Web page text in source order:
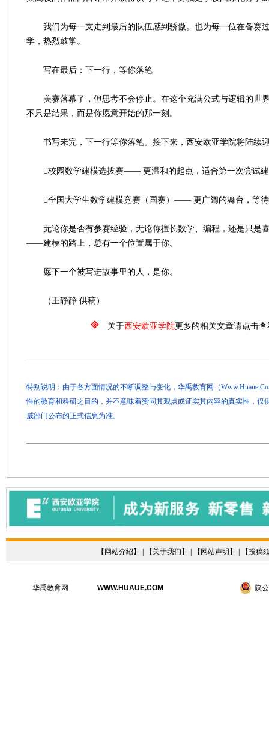
我们为每一支走到最后的队伍感到骄傲。也为每一位在备赛
学，热烈鼓掌。
写在最后：下一行，等你落笔
美赛落幕了，但思考不会停止。在这个充满公式与逻辑的世
不只是结果，而是你愿意开始的那一刻。
书写未完，下一行等你落笔。接下来，西安欧亚学院将陆续
校园数学建模选拔赛—— 更温和的起点，适合第一次尝试建
全国大学生数学建模竞赛（国赛）—— 更广阔的舞台，等待
无论你是否有参赛经验，无论你擅长数学、编程，还是只是
——建模的路上，总有一个位置属于你。
愿下一个被写进故事里的人，是你。
（王静静 供稿）
关于西安欧亚学院更多的相关文章请点击查
特别说明：由于各方面情况的不断调整与变化，华禹教育网（
性的教育和科研之目的，并不意味着赞同其观点或证实其内容的真实性，仅
威部门公布的正式信息为准。
【 网站介绍 】 | 【 关于我们 】 | 【 网站声明 】 | 【投稿
华禹教育网 WWW.HUAUE.COM 陕